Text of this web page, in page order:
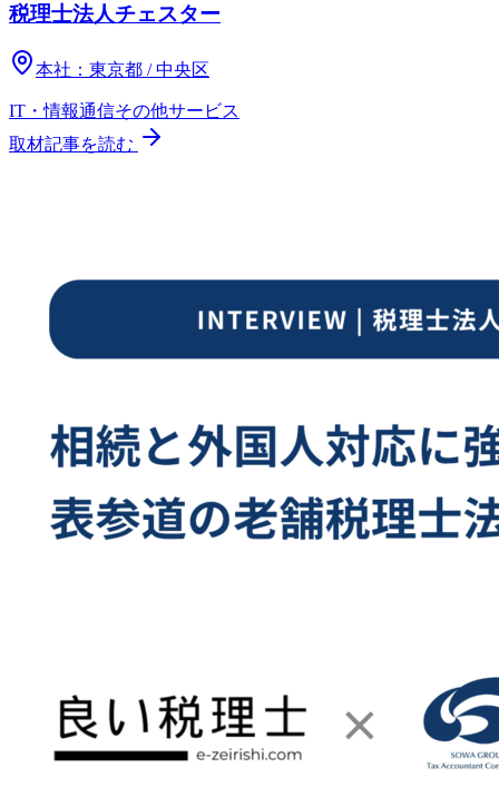
税理士法人チェスター
本社： 東京都 / 中央区
IT・情報通信その他サービス
取材記事を読む